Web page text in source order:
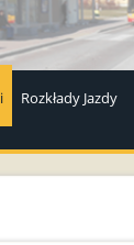
Rozkłady Jazdy